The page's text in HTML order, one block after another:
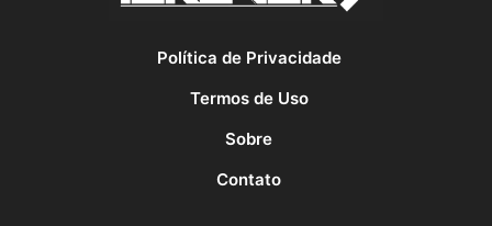
Política de Privacidade
Termos de Uso
Sobre
Contato